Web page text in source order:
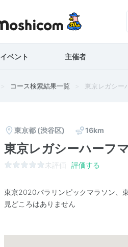
イベント 主催者
コース検索結果一覧 東京レガシー
東京都 (渋谷区) 16km
東京レガシーハーフ
未評価 評価する
東京2020パラリンピックマラソン、
見どころはありません